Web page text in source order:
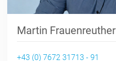
Martin Frauenreuther
+43 (0) 7672 31713 - 91